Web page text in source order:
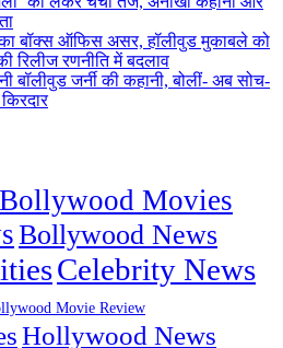
का बॉक्स ऑफिस असर, हॉलीवुड मुकाबले को
रिलीज रणनीति में बदलाव
बॉलीवुड जर्नी की कहानी, बोलीं- अब सोच-
Bollywood Movies
Bollywood News
Celebrity News
Movie Review
Hollywood News